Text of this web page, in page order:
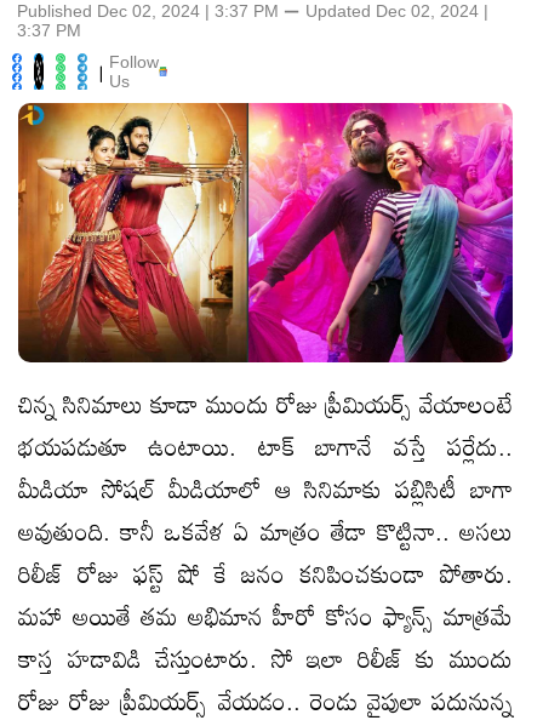
Published Dec 02, 2024 | 3:37 PM ⚊ Updated Dec 02, 2024 |
3:37 PM
| Follow
Us
చిన్న సినిమాలు కూడా ముందు రోజు ప్రీమియర్స్ వేయాలంటే
భయపడుతూ ఉంటాయి. టాక్ బాగానే వస్తే పర్లేదు..
మీడియా సోషల్ మీడియాలో ఆ సినిమాకు పబ్లిసిటీ బాగా
అవుతుంది. కానీ ఒకవేళ ఏ మాత్రం తేడా కొట్టినా.. అసలు
రిలీజ్ రోజు ఫస్ట్ షో కే జనం కనిపించకుండా పోతారు.
మహా అయితే తమ అభిమాన హీరో కోసం ఫ్యాన్స్ మాత్రమే
కాస్త హడావిడి చేస్తుంటారు. సో ఇలా రిలీజ్ కు ముందు
రోజు రోజు ప్రీమియర్స్ వేయడం.. రెండు వైపులా పదునున్న